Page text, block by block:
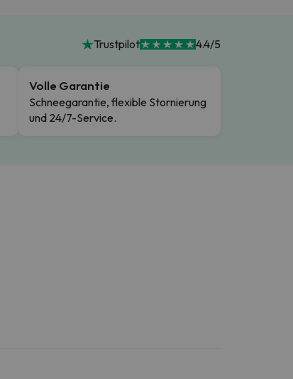
Trustpilot 4.4/5
Volle Garantie
Schneegarantie, flexible Stornierung
und 24/7-Service.